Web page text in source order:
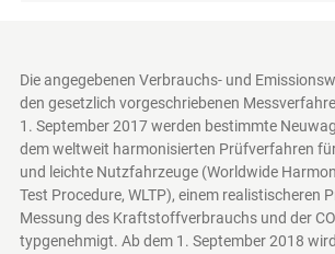
Die angegebenen Verbrauchs- und
den gesetzlich vorgeschriebenen
1. September 2017 werden bestimmte
dem weltweit harmonisierten Prüfverfahren
und leichte Nutzfahrzeuge (Worldwide
Test Procedure, WLTP), einem realistischeren
Messung des Kraftstoffverbrauchs und der
typgenehmigt. Ab dem 1. September 2018